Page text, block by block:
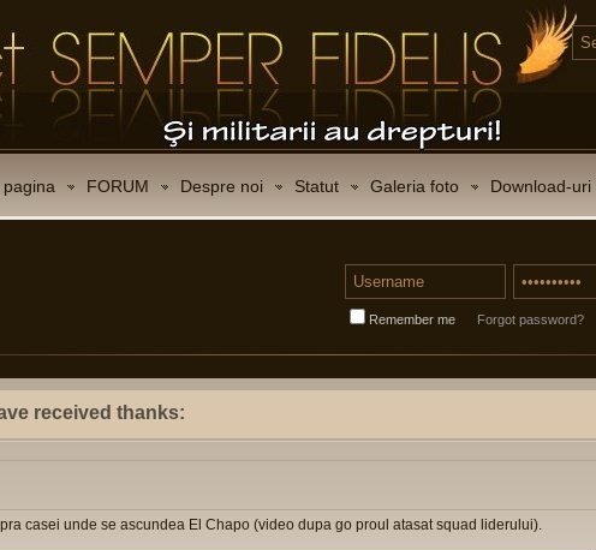
pagina FORUM Despre noi Statut Galeria foto Download-uri
Remember me Forgot password?
received thanks:
casei unde se ascundea El Chapo (video dupa go proul atasat squad liderului).